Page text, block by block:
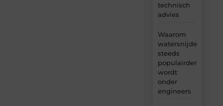
technisch
advies
Waarom
watersnijden
steeds
populairder
wordt
onder
engineers